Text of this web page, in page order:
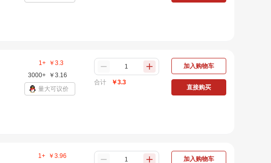
1+ ￥3.3
3000+
￥ 3.16
量大可议价
合计 ￥3.3
加入购物车
直接购买
1+ ￥ 3.96
加入购物车